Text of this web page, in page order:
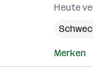
Heute
Merken